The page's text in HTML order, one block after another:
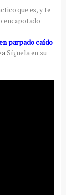
que es, y te
encapotado
parpado caído
Síguela en su